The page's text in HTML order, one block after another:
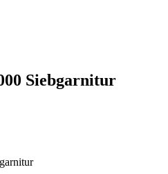
Siebgarnitur